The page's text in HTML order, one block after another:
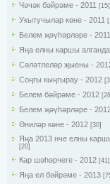
Чәчәк бәйрәме - 2011 [15]
Укытучылар көне - 2011
Белем җәүһәрләре - 2011
Яңа елны каршы алганда
Сәләтлеләр җыены -
Соңгы кыңгырау - 2012
Белем бәйрәме - 2012
Белем җәүһәрләре -
Әниләр көне - 2012 [30]
Яңа 2013 нче елны
[20]
Кар шәһәрчеге - 2012 [41]
Яңа ел бәйрәме - 2013